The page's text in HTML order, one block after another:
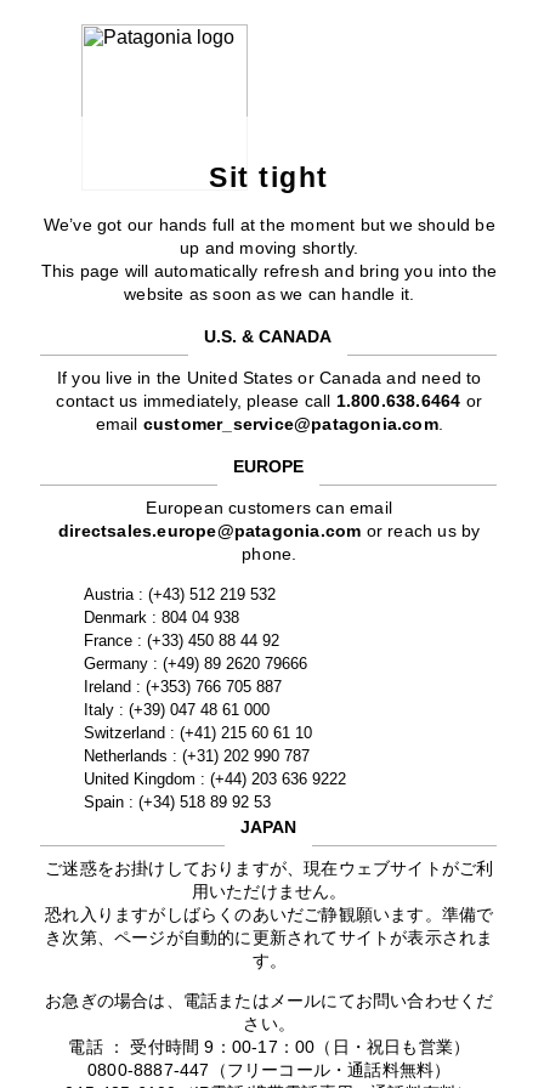
Sit tight
We’ve got our hands full at the moment but we should be
up and moving shortly.
This page will automatically refresh and bring you into the
website as soon as we can handle it.
U.S. & CANADA
If you live in the United States or Canada and need to
contact us immediately, please call 1.800.638.6464 or
email customer_service@patagonia.com.
EUROPE
European customers can email
directsales.europe@patagonia.com or reach us by
phone.
Austria : (+43) 512 219 532
Denmark : 804 04 938
France : (+33) 450 88 44 92
Germany : (+49) 89 2620 79666
Ireland : (+353) 766 705 887
Italy : (+39) 047 48 61 000
Switzerland : (+41) 215 60 61 10
Netherlands : (+31) 202 990 787
United Kingdom : (+44) 203 636 9222
Spain : (+34) 518 89 92 53
JAPAN
ご迷惑をお掛けしておりますが、現在ウェブサイトがご利
用いただけません。
恐れ入りますがしばらくのあいだご静観願います。準備で
き次第、ページが自動的に更新されてサイトが表示されま
す。
お急ぎの場合は、電話またはメールにてお問い合わせくだ
さい。
電話 ： 受付時間 9：00-17：00（日・祝日も営業）
0800-8887-447（フリーコール・通話料無料）